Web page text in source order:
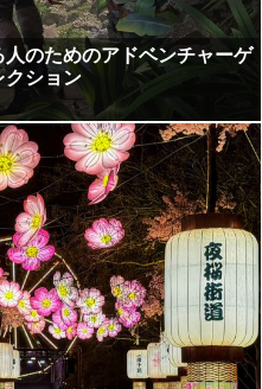
のためのアドベンチャーゲ
ション